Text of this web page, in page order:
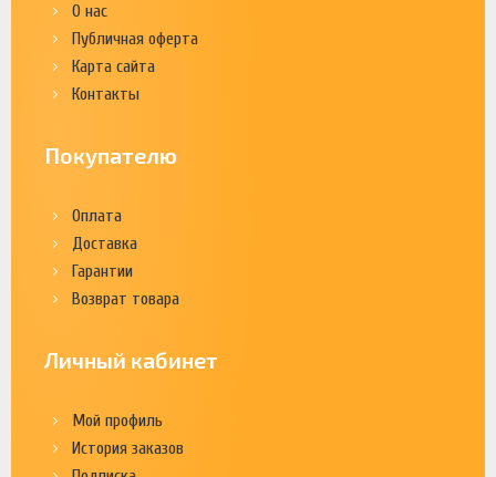
О нас
Публичная оферта
Карта сайта
Контакты
Покупателю
Оплата
Доставка
Гарантии
Возврат товара
Личный кабинет
Мой профиль
История заказов